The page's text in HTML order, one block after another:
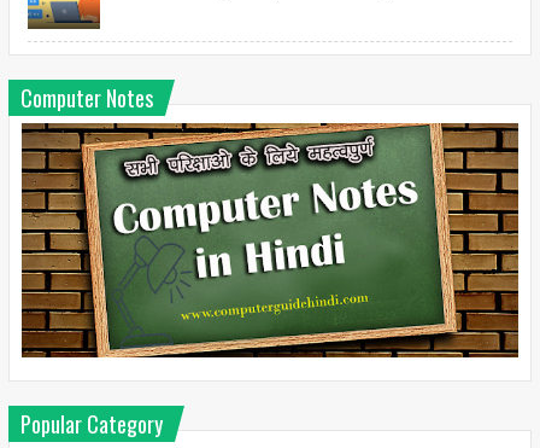
Computer Notes
Popular Category